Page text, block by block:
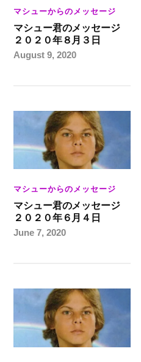
マシューからのメッセージ
マシュー君のメッセージ
２０２０年８月３日
August 9, 2020
マシューからのメッセージ
マシュー君のメッセージ
２０２０年６月４日
June 7, 2020